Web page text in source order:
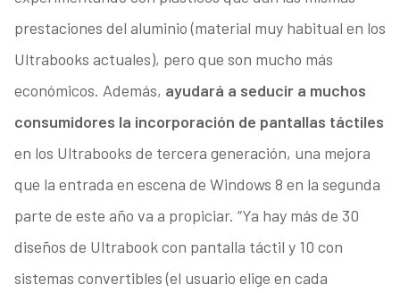
prestaciones del aluminio (material muy habitual en los
Ultrabooks actuales), pero que son mucho más
económicos. Además, ayudará a seducir a muchos
consumidores la incorporación de pantallas táctiles
en los Ultrabooks de tercera generación, una mejora
que la entrada en escena de Windows 8 en la segunda
parte de este año va a propiciar. “Ya hay más de 30
diseños de Ultrabook con pantalla táctil y 10 con
sistemas convertibles (el usuario elige en cada